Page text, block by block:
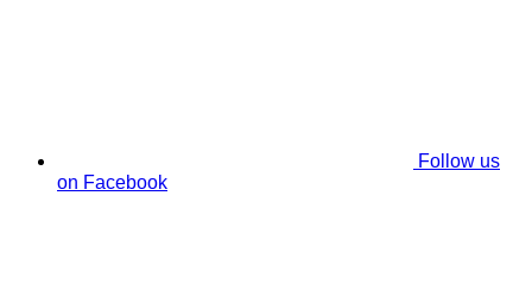
Follow us
on Facebook